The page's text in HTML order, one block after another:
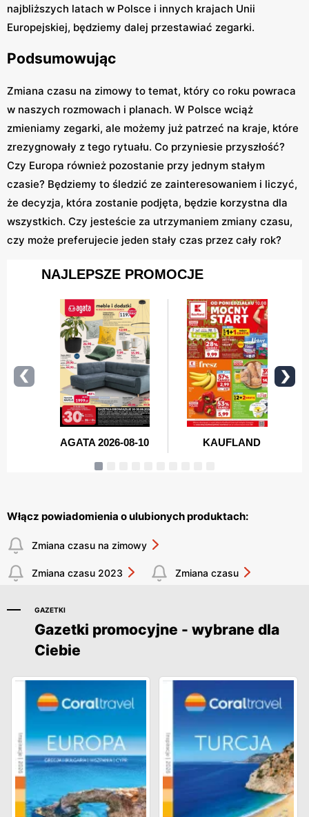
najbliższych latach w Polsce i innych krajach Unii
Europejskiej, będziemy dalej przestawiać zegarki.
Podsumowując
Zmiana czasu na zimowy to temat, który co roku powraca
w naszych rozmowach i planach. W Polsce wciąż
zmieniamy zegarki, ale możemy już patrzeć na kraje, które
zrezygnowały z tego rytuału. Co przyniesie przyszłość?
Czy Europa również pozostanie przy jednym stałym
czasie? Będziemy to śledzić ze zainteresowaniem i liczyć,
że decyzja, która zostanie podjęta, będzie korzystna dla
wszystkich. Czy jesteście za utrzymaniem zmiany czasu,
czy może preferujecie jeden stały czas przez cały rok?
Włącz powiadomienia o ulubionych produktach:
Zmiana czasu na zimowy
Zmiana czasu 2023 Zmiana czasu
GAZETKI
Gazetki promocyjne - wybrane dla
Ciebie